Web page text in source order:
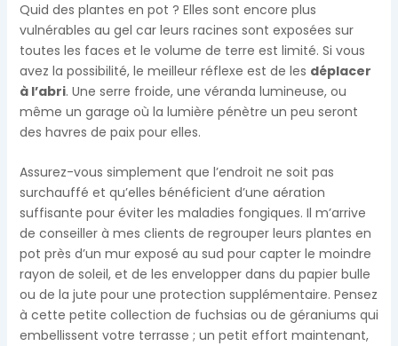
Quid des plantes en pot ? Elles sont encore plus
vulnérables au gel car leurs racines sont exposées sur
toutes les faces et le volume de terre est limité. Si vous
avez la possibilité, le meilleur réflexe est de les déplacer
à l’abri. Une serre froide, une véranda lumineuse, ou
même un garage où la lumière pénètre un peu seront
des havres de paix pour elles.
Assurez-vous simplement que l’endroit ne soit pas
surchauffé et qu’elles bénéficient d’une aération
suffisante pour éviter les maladies fongiques. Il m’arrive
de conseiller à mes clients de regrouper leurs plantes en
pot près d’un mur exposé au sud pour capter le moindre
rayon de soleil, et de les envelopper dans du papier bulle
ou de la jute pour une protection supplémentaire. Pensez
à cette petite collection de fuchsias ou de géraniums qui
embellissent votre terrasse ; un petit effort maintenant,